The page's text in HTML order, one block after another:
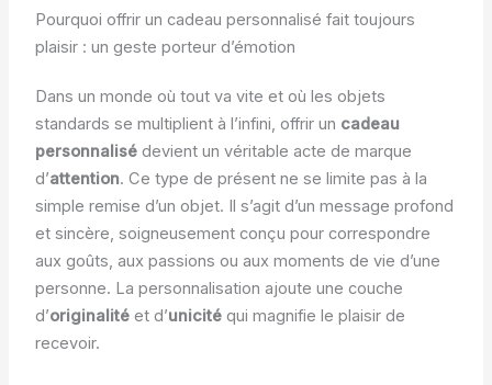
Pourquoi offrir un cadeau personnalisé fait toujours
plaisir : un geste porteur d’émotion
Dans un monde où tout va vite et où les objets
standards se multiplient à l’infini, offrir un cadeau
personnalisédevient un véritable acte de marque
d’attention. Ce type de présent ne se limite pas à la
simple remise d’un objet. Il s’agit d’un message profond
et sincère, soigneusement conçu pour correspondre
aux goûts, aux passions ou aux moments de vie d’une
personne. La personnalisation ajoute une couche
d’originalitéet d’unicitéqui magnifie le plaisir de
recevoir.